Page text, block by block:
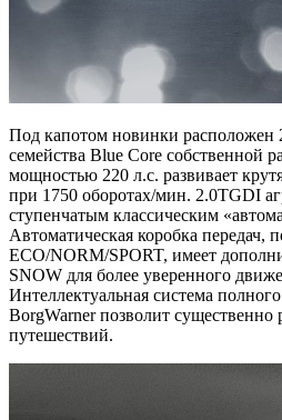
Под капотом новинки расположен
семейства Blue Core собственной
мощностью 220 л.с. развивает
при 1750 оборотах/мин. 2.0TGDI
ступенчатым классическим
Автоматическая коробка передач,
ECO/NORM/SPORT, имеет
SNOW для более уверенного
Интеллектуальная система
BorgWarner позволит существенно
путешествий.